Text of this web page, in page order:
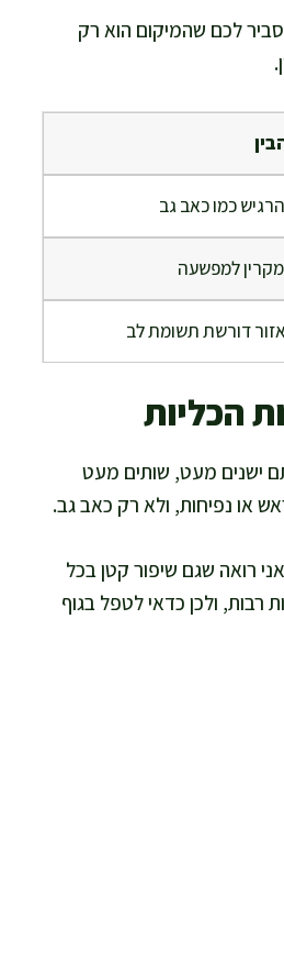
לכם שהמיקום הוא רק
כמו כאב גב
למפשעה
דורשת תשומת לב
הכליות
ישנים מעט, שותים מעט
או נפיחות, ולא רק כאב גב.
רואה שגם שיפור קטן בכל
ולכן כדאי לטפל בגוף